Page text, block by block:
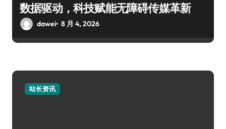
数据驱动，科技赋能无障碍传媒革新
dawei 8 月 4, 2026
站长资讯